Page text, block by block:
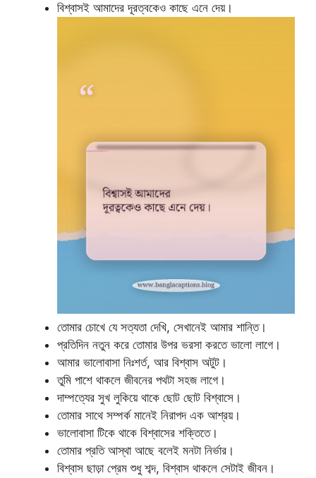
বিশ্বাসই আমাদের দূরত্বকেও কাছে এনে দেয়।
তোমার চোখে যে সত্যতা দেখি, সেখানেই আমার শান্তি।
প্রতিদিন নতুন করে তোমার উপর ভরসা করতে ভালো লাগে।
আমার ভালোবাসা নিঃশর্ত, আর বিশ্বাস অটুট।
তুমি পাশে থাকলে জীবনের পথটা সহজ লাগে।
দাম্পত্যের সুখ লুকিয়ে থাকে ছোট ছোট বিশ্বাসে।
তোমার সাথে সম্পর্ক মানেই নিরাপদ এক আশ্রয়।
ভালোবাসা টিকে থাকে বিশ্বাসের শক্তিতে।
তোমার প্রতি আস্থা আছে বলেই মনটা নির্ভার।
বিশ্বাস ছাড়া প্রেম শুধু শব্দ, বিশ্বাস থাকলে সেটাই জীবন।